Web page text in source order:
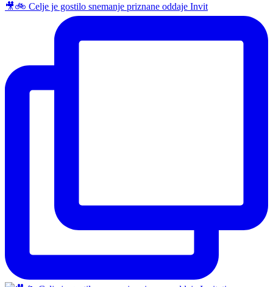
🎥🚲 Celje je gostilo snemanje priznane oddaje Invit